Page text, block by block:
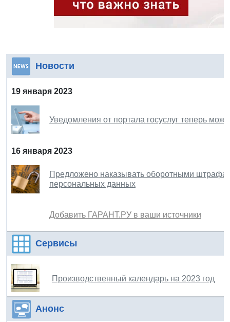
Новости
19 января 2023
Уведомления от портала госуслуг теперь
16 января 2023
Предложено наказывать оборотными
персональных данных
Добавить ГАРАНТ.РУ в ваши источники
Сервисы
Производственный календарь на 2023 год
Анонс